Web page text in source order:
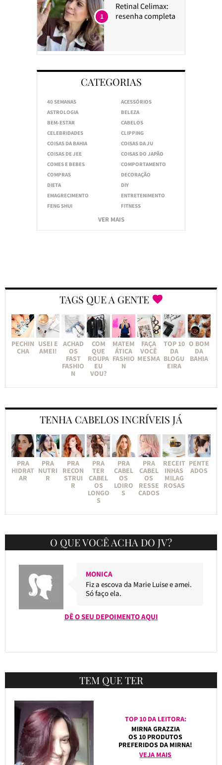
Retinal Celimax:
resenha completa
1
CATEGORIAS
40 SEMANAS
ACESSÓRIOS
ASTROLOGIA
BELEZA
BEM-ESTAR
CABELOS
CELEBRIDADES
CLIPPING
COISAS DA BAHIA
COISAS DA JU
COISAS DE JEE
COISAS DO JAPÃO
COMES E BEBES
COMPORTAMENTO
COMPRAS
DECORAÇÃO
DIETA
DIY
EMAGRECIMENTO
ENTRETENIMENTO
FENG SHUI
FITNESS
VER MAIS
TAGS QUE A GENTE
PECHIN
CHA
USEI E
AMEI!
ACHAD
OS
FAST
FASHIO
N
COM
QUE
ROUPA
EU
VOU?
MATEM
ÁTICA
FASHIO
N
FAÇA
VOCÊ
MESMA
TOP 10
DA
BLOGU
EIRA
O BOM
DA
BAHIA
TENHA CABELOS INCRÍVEIS JÁ
PRA
HIDRAT
AR
PRA
NUTRI
R
PRA
RECON
STRUI
R
PRA
TER
CABEL
OS
LONGO
S
PRA
CABEL
OS
LOIRO
S
PRA
CABEL
OS
RESSE
CADOS
RECEIT
INHAS
MILAG
ROSAS
PENTE
ADOS
O QUE VOCÊ ACHA DO JV?
MONICA
Fiz a escova da Marie Luise e amei.
Só faço ela.
DÊ O SEU DEPOIMENTO AQUI
TEM QUE TER
TOP 10 DA LEITORA:
MIRNA GRAZZIA
OS 10 PRODUTOS
PREFERIDOS DA MIRNA!
VEJA MAIS